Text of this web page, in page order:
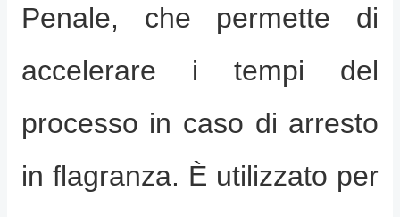
Penale, che permette di
accelerare i tempi del
processo in caso di arresto
in flagranza. È utilizzato per